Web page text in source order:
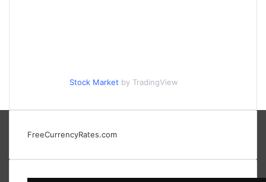
Stock Market by TradingView
FreeCurrencyRates.com